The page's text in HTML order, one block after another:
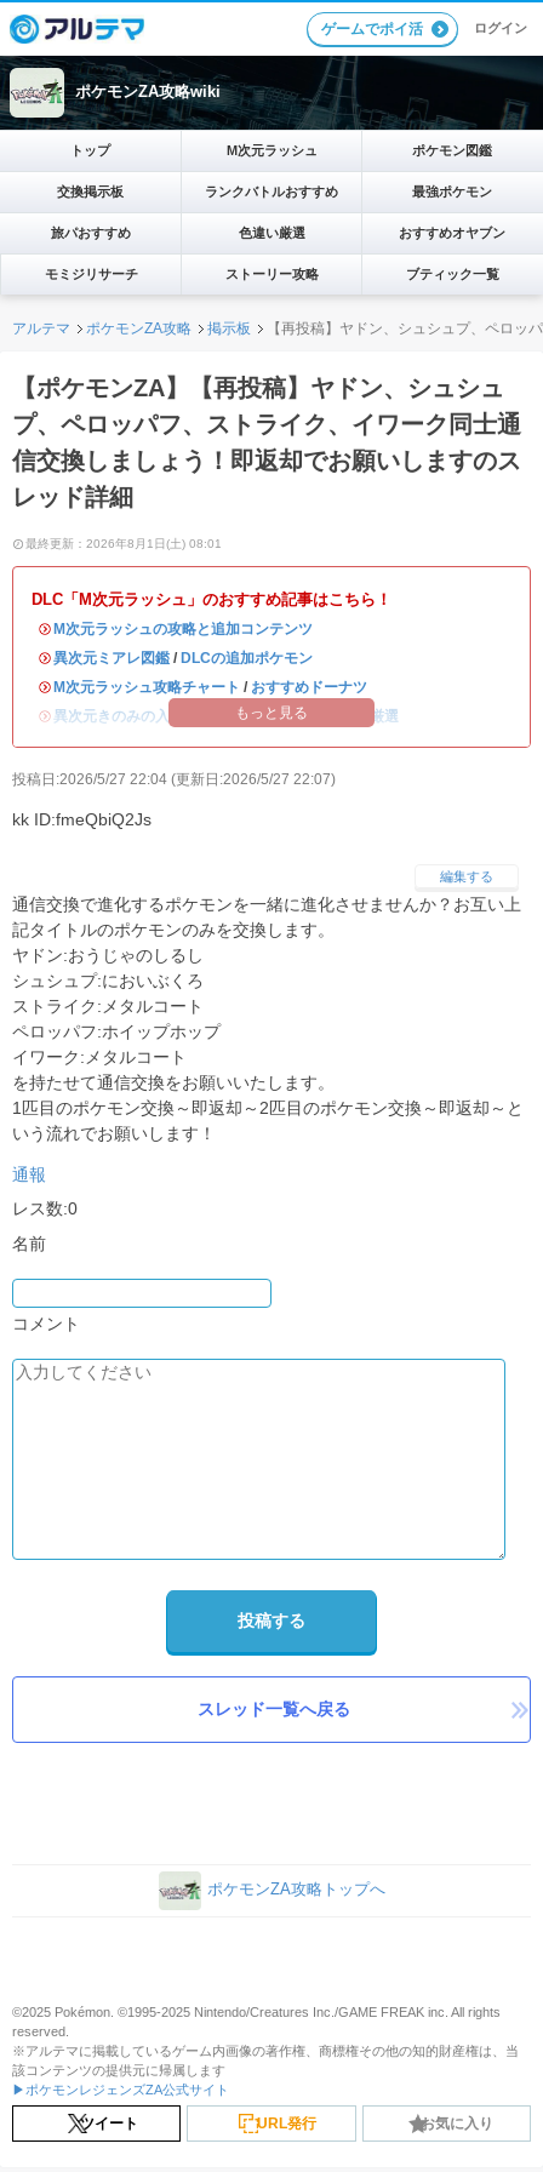
ゲームでポイ活 ログイン
ポケモンZA攻略wiki
トップ M次元ラッシュ ポケモン図鑑
交換掲示板 ランクバトルおすすめ 最強ポケモン
旅パおすすめ 色違い厳選 おすすめオヤブン
モミジリサーチ ストーリー攻略 ブティック一覧
アルテマ ポケモンZA攻略 掲示板 【再投稿】ヤドン、シュシュプ、ペロ
【ポケモンZA】【再投稿】ヤドン、シュシュ
プ、ペロッパフ、ストライク、イワーク同士通
信交換しましょう！即返却でお願いしますのス
レッド詳細
最終更新：2026年8月1日(土) 08:01
DLC「M次元ラッシュ」のおすすめ記事はこちら！
・M次元ラッシュの攻略と追加コンテンツ
・異次元ミアレ図鑑 / DLCの追加ポケモン
・M次元ラッシュ攻略チャート / おすすめドーナツ
・異次元きのみの入手方法 異次元ミアレの色違い厳選
もっと見る
投稿日:2026/5/27 22:04 (更新日:2026/5/27 22:07)
kk ID:fmeQbiQ2Js
編集する
通信交換で進化するポケモンを一緒に進化させませんか？お互い上
記タイトルのポケモンのみを交換します。
ヤドン:おうじゃのしるし
シュシュプ:においぶくろ
ストライク:メタルコート
ペロッパフ:ホイップホップ
イワーク:メタルコート
を持たせて通信交換をお願いいたします。
1匹目のポケモン交換～即返却～2匹目のポケモン交換～即返却～と
いう流れでお願いします！
通報
レス数:0
名前
コメント
投稿する
スレッド一覧へ戻る
ポケモンZA攻略トップへ
©2025 Pokémon. ©1995-2025 Nintendo/Creatures Inc./GAME FREAK inc. All rights
reserved.
※アルテマに掲載しているゲーム内画像の著作権、商標権その他の知的財産権は、当
該コンテンツの提供元に帰属します
▶ポケモンレジェンズZA公式サイト
ツイート URL発行 お気に入り